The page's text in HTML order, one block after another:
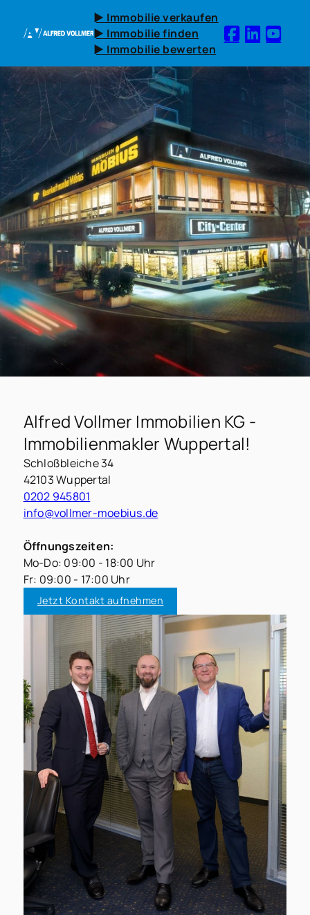
► Immobilie verkaufen
► Immobilie finden
► Immobilie bewerten
Alfred Vollmer Immobilien KG -
Immobilienmakler Wuppertal!
Schloßbleiche 34
42103 Wuppertal
0202 945801
info@vollmer-moebius.de
Öffnungszeiten:
Mo-Do: 09:00 - 18:00 Uhr
Fr: 09:00 - 17:00 Uhr
Jetzt Kontakt aufnehmen